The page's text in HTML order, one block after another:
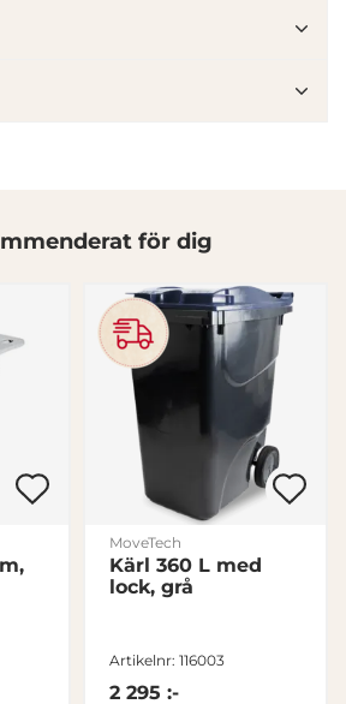
sådana identifierare och annan
som vi samarbetar med.
Visa detaljer
för dig
MoveTech
Kärl 360 L med
lock, grå
Artikelnr: 116003
2 295 :-